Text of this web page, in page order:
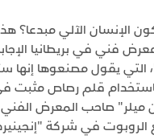
الإنسان الآلي مبدعا؟
فني في بريطانيا
التي يقول مصنعوها إنها
قلم رصاص مثبت في
ميلر" صاحب المعرض الفني
الروبوت في شركة